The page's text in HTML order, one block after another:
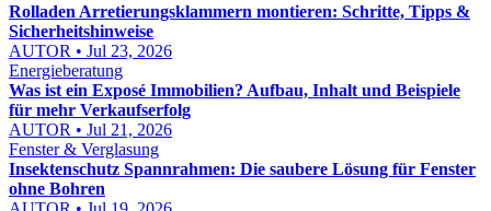
Rolladen Arretierungsklammern montieren: Schritte, Tipps &
Sicherheitshinweise
AUTOR • Jul 23, 2026
Energieberatung
Was ist ein Exposé Immobilien? Aufbau, Inhalt und Beispiele
für mehr Verkaufserfolg
AUTOR • Jul 21, 2026
Fenster & Verglasung
Insektenschutz Spannrahmen: Die saubere Lösung für Fenster
ohne Bohren